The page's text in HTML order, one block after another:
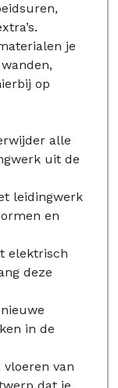
je
op
alle
uit de
leidingwerk
en
elektrisch
deze
in de
vloeren van